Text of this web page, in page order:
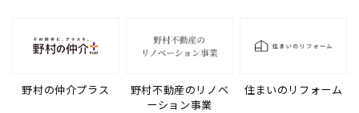
野村の仲介プラス
野村不動産のリノベ
ーション事業
住まいのリフォーム